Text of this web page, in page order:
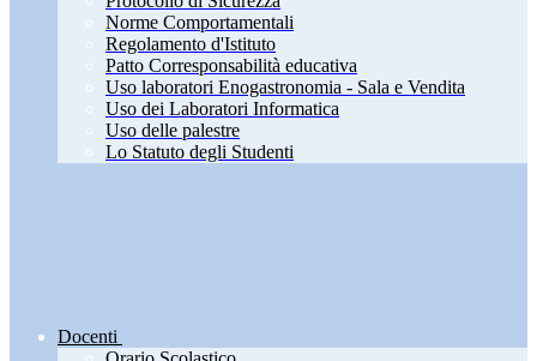
Norme Comportamentali
Regolamento d'Istituto
Patto Corresponsabilità educativa
Uso laboratori Enogastronomia - Sala e Vendita
Uso dei Laboratori Informatica
Uso delle palestre
Lo Statuto degli Studenti
Docenti